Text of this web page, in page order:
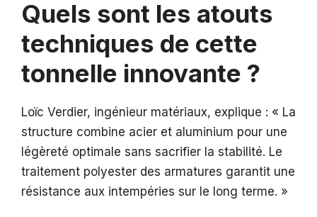
Quels sont les atouts
techniques de cette
tonnelle innovante ?
Loïc Verdier, ingénieur matériaux, explique : « La
structure combine acier et aluminium pour une
légèreté optimale sans sacrifier la stabilité. Le
traitement polyester des armatures garantit une
résistance aux intempéries sur le long terme. »